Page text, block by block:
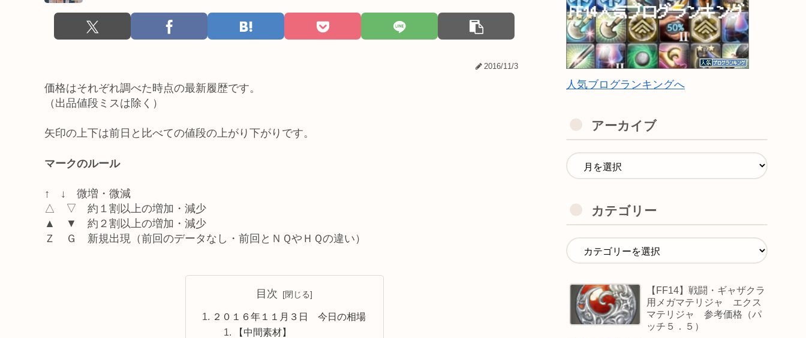
2016/11/3
価格はそれぞれ調べた時点の最新履歴です。
（出品値段ミスは除く）
矢印の上下は前日と比べての値段の上がり下がりです。
マークのルール
↑ ↓ 微増・微減
△ ▽ 約１割以上の増加・減少
▲ ▼ 約２割以上の増加・減少
Ｚ Ｇ 新規出現（前回のデータなし・前回とＮＱやＨＱの違い）
目次
２０１６年１１月３日 今日の相場
【中間素材】
人気ブログランキングへ
アーカイブ
カテゴリー
【FF14】戦闘・ギャザクラ
用メガマテリジャ エクス
マテリジャ 参考価格（パ
ッチ５．５）